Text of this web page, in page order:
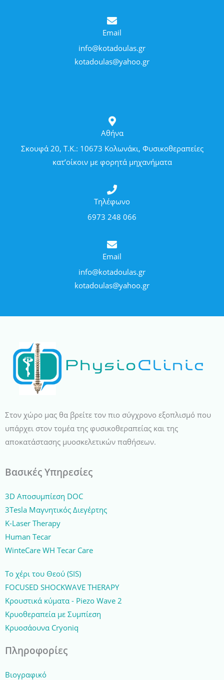
Email
info@kotadoulas.gr
kotadoulas@yahoo.gr
Αθήνα
Σκουφά 20, Τ.Κ.: 10673 Κολωνάκι, Φυσικοθεραπείες
κατ’οίκοιν με φορητά μηχανήματα
Τηλέφωνο
6973 248 066
Email
info@kotadoulas.gr
kotadoulas@yahoo.gr
Στον χώρο μας θα βρείτε τον πιο σύγχρονο εξοπλισμό που
υπάρχει στον τομέα της φυσικοθεραπείας και της
αποκατάστασης μυοσκελετικών παθήσεων.
Βασικές Υπηρεσίες
3D Αποσυμπίεση DOC
3Tesla Μαγνητικός Διεγέρτης
K-Laser Therapy
Human Tecar
WinteCare WH Tecar Care
Το χέρι του Θεού (SIS)
FOCUSED SHOCKWAVE THERAPY
Κρουστικά κύματα - Piezo Wave 2
Κρυοθεραπεία με Συμπίεση
Κρυοσάουνα Cryoniq
Πληροφορίες
Βιογραφικό